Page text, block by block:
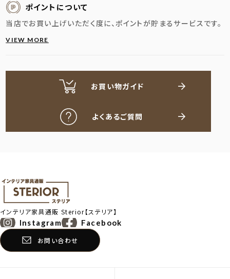
ポイントについて
当店でお買い上げいただく度に、ポイントが貯まるサービスです。
VIEW MORE
お買い物ガイド
よくあるご質問
インテリア家具通販Sterior【ステリア】
Instagram Facebook
お問い合わせ